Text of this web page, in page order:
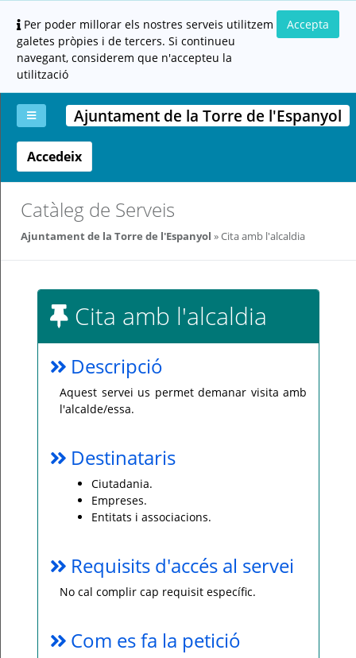
Per poder millorar els nostres serveis utilitzem
galetes pròpies i de tercers. Si continueu
navegant, considerem que n'accepteu la
utilització
Accepta
La
meva
carpeta
Aportar
documentació
Carpeta
ciutadana
(altres
administracions)
Altres
Ajuda
Ajuntament de la Torre de l'Espanyol
Accedeix
Catàleg de Serveis
Ajuntament de la Torre de l'Espanyol Cita amb l'alcaldia
Cita amb l'alcaldia
Descripció
Aquest servei us permet demanar visita amb
l'alcalde/essa.
Destinataris
Ciutadania.
Empreses.
Entitats i associacions.
Requisits d'accés al servei
No cal complir cap requisit específic.
Com es fa la petició